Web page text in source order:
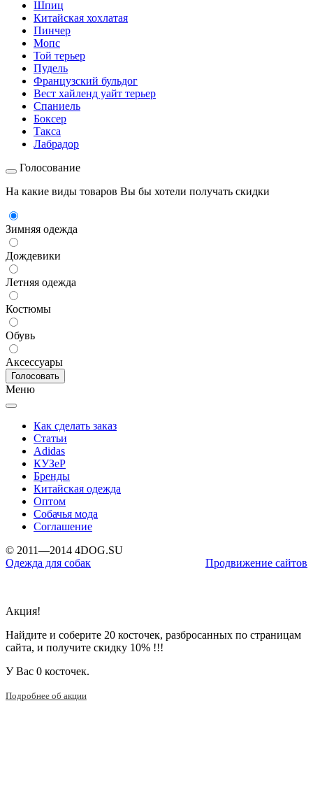
Шпиц
Китайская хохлатая
Пинчер
Мопс
Той терьер
Пудель
Французский бульдог
Вест хайленд уайт терьер
Спаниель
Боксер
Такса
Лабрадор
Голосование
На какие виды товаров Вы бы хотели получать скидки
Зимняя одежда
Дождевики
Летняя одежда
Костюмы
Обувь
Аксессуары
Меню
Как сделать заказ
Статьи
Adidas
КУЗеР
Бренды
Китайская одежда
Оптом
Собачья мода
Соглашение
© 2011—2014 4DOG.SU
Одежда для собак
Продвижение сайтов
Акция!
Найдите и соберите 20 косточек, разбросанных по страницам
сайта, и получите скидку 10% !!!
У Вас 0 косточек.
Подробнее об акции